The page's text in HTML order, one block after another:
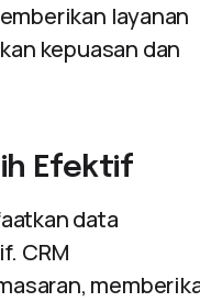
layanan
kepuasan dan
Efektif
data
CRM